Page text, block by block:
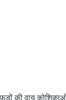
की वायु